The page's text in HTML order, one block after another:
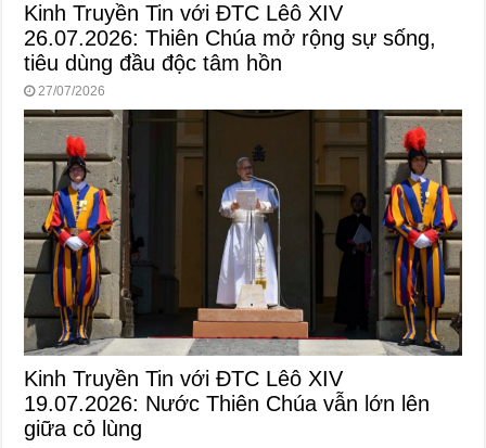
Kinh Truyền Tin với ĐTC Lêô XIV
26.07.2026: Thiên Chúa mở rộng sự sống,
tiêu dùng đầu độc tâm hồn
27/07/2026
Kinh Truyền Tin với ĐTC Lêô XIV
19.07.2026: Nước Thiên Chúa vẫn lớn lên
giữa cỏ lùng